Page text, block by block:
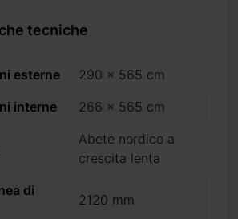
tecniche
esterne
290 x 565 cm
interne
266 x 565 cm
Abete nordico a
crescita lenta
di
2120 mm